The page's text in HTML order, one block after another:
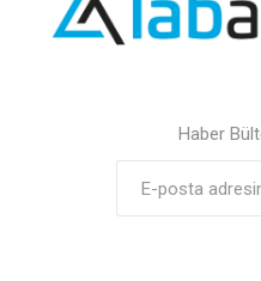
Haber